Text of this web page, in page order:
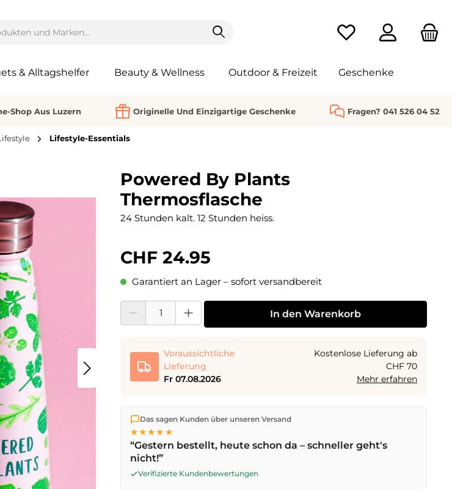
Du hast 0 Produkte
& Alltagshelfer Beauty & Wellness Outdoor & Freizeit Geschenke
Shop Aus Luzern Originelle Und Einzigartige Geschenke Fragen? 041 526 04 52
Lifestyle-Essentials
Powered By Plants
Thermosflasche
24 Stunden kalt. 12 Stunden heiss.
CHF 24.95
Garantiert an Lager – sofort versandbereit
Produkt Anzahl: Gib den gewünschten Wert ein oder benutze die Schaltflächen um die
In den Warenkorb
Voraussichtliche
Lieferung
Fr 07.08.2026
Kostenlose Lieferung ab
CHF 70
Mehr erfahren
Wir versenden direkt aus unserem Lager in Kriens. Ab
die Lieferung kostenlos. Bestellungen bis
noch am selben Tag versendet – Zustellung am
Werktagmit der Schweizerischen Post.
Das sagen Kunden über unseren Versand
★★★★★
“Gestern bestellt, heute schon da – schneller geht's
nicht!”
Verifizierte Kundenbewertungen